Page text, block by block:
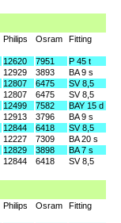
Philips Osram
Fitting
12620 7951
P 45 t
12929 3893
BA 9 s
12807 6475
SV 8,5
12807 6475
SV 8,5
12499 7582
BAY 15 d
12913 3796
BA 9 s
12844 6418
SV 8,5
12227 7309
BA 20 s
12829 3898
BA 7 s
12844 6418 SV 8,5
Philips Osram
Fitting